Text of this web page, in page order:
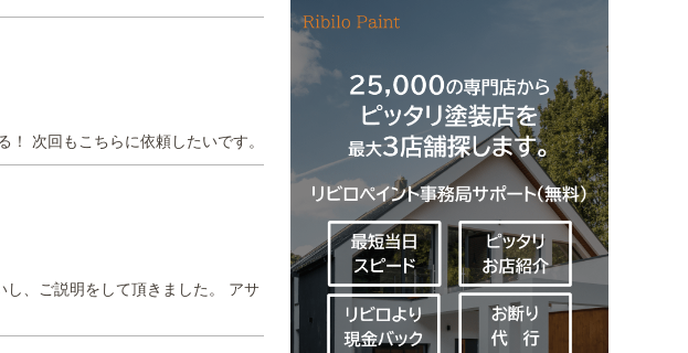
次回もこちらに依頼したいです。
、ご説明をして頂きました。 アサ